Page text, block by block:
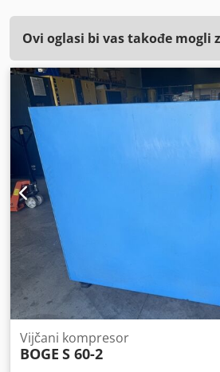
Ovi oglasi bi vas takođe mogli
Vijčani kompresor
BOGE S 60-2